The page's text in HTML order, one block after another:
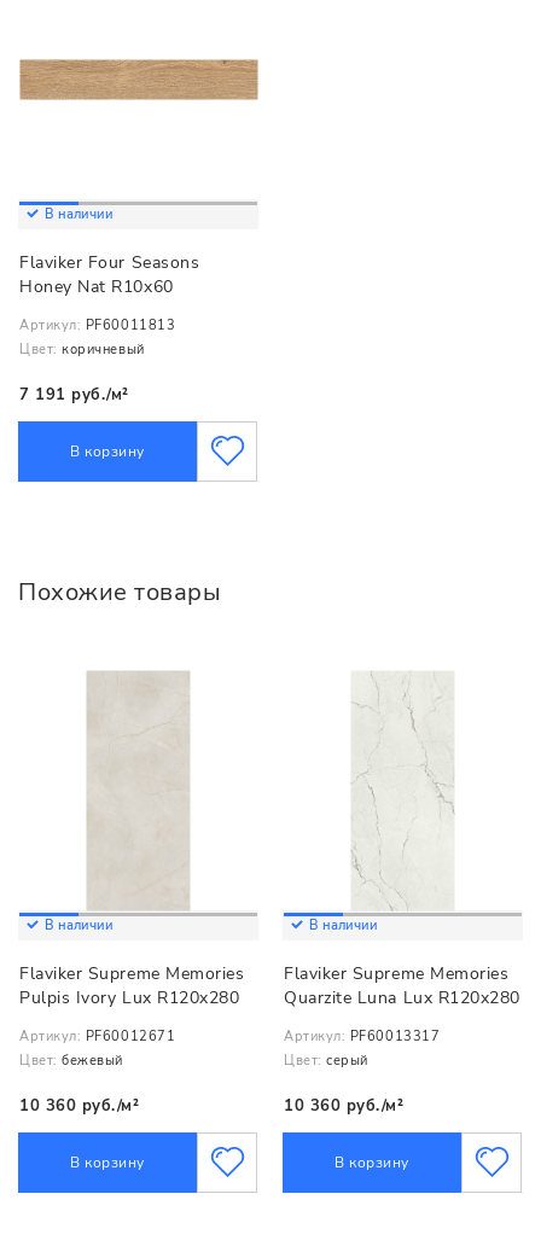
В наличии
Flaviker Four Seasons
Honey Nat R10x60
Артикул: PF60011813
Цвет: коричневый
7 191 руб./м²
В корзину
Похожие товары
В наличии
Flaviker Supreme Memories
Pulpis Ivory Lux R120x280
Артикул: PF60012671
Цвет: бежевый
10 360 руб./м²
В корзину
В наличии
Flaviker Supreme Memories
Quarzite Luna Lux R120x280
Артикул: PF60013317
Цвет: серый
10 360 руб./м²
В корзину